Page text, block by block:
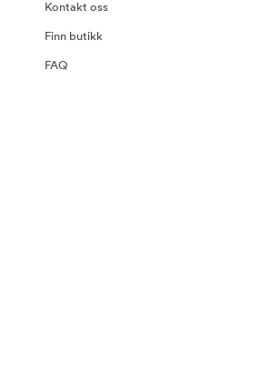
Kontakt oss
Finn butikk
FAQ